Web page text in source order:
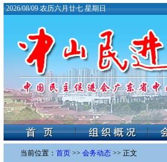
·2026/08/09 农历六月廿七 星期日
当前位置： 首页 >> 会务动态 >> 正文